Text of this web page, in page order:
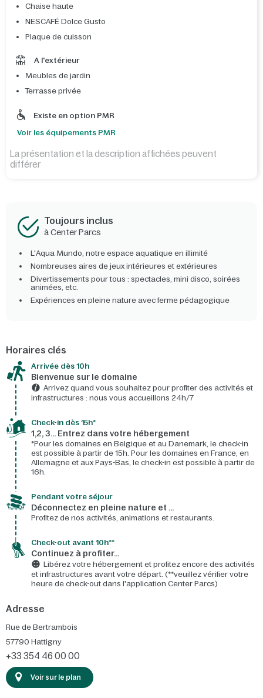
Chaise haute
NESCAFÉ Dolce Gusto
Plaque de cuisson
A l'extérieur
Meubles de jardin
Terrasse privée
Existe en option PMR
Voir les équipements PMR
La présentation et la description affichées peuvent
différer
Toujours inclus
à Center Parcs
L'Aqua Mundo, notre espace aquatique en illimité
Nombreuses aires de jeux intérieures et extérieures
Divertissements pour tous : spectacles, mini disco, soirées
animées, etc.
Expériences en pleine nature avec ferme pédagogique
Horaires clés
Arrivée dès 10h​
Bienvenue sur le domaine​
Arrivez quand vous souhaitez pour profiter des activités et
infrastructures : nous vous accueillons 24h/7​
Check-in dès 15h*​
1,2, 3… Entrez dans votre hébergement
*Pour les domaines en Belgique et au Danemark, le check-in
est possible à partir de 15h. Pour les domaines en France, en
Allemagne et aux Pays-Bas, le check-in est possible à partir de
16h.
Pendant votre séjour
Déconnectez en pleine nature et …
Profitez de nos activités, animations et restaurants.
Check-out avant 10h**
Continuez à profiter…
Libérez votre hébergement et profitez encore des activités
et infrastructures avant votre départ. (**veuillez vérifier votre
heure de check-out dans l'application Center Parcs)
Adresse
Rue de Bertrambois
57790 Hattigny
+33 354 46 00 00
Voir sur le plan